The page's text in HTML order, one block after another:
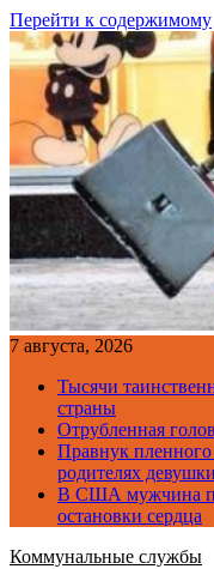
Перейти к содержимому
7 августа, 2026
Тысячи
страны
Отрубленная
Правнук
родителях
В США мужчина
остановки сердца
Коммунальные службы